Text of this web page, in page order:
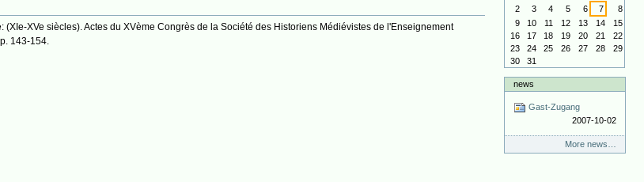
XVe siècles). Actes du XVème Congrès de la Société des Historiens Médiévistes de l'Enseignement
143-154.
2
3 4 5 6 7
8
9
10 11 12 13 14
15
16
17 18 19 20 21
22
23
24 25 26 27 28
29
30
31
news
Gast-Zugang
2007-10-02
More news…